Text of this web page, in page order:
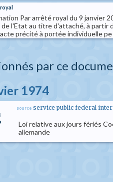
Par arrêté royal du 9 janvier
l'Etat au titre d'attaché, à partir
précité à portée individuelle pe
par ce
1974
source service public federal
Loi relative aux jours fériés
allemande